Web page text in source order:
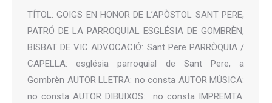
TÍTOL: GOIGS EN HONOR DE L’APÒSTOL SANT PERE,
PATRÓ DE LA PARROQUIAL ESGLÉSIA DE GOMBRÈN,
BISBAT DE VIC ADVOCACIÓ: Sant Pere PARRÒQUIA /
CAPELLA: església parroquial de Sant Pere, a
Gombrèn AUTOR LLETRA: no consta AUTOR MÚSICA:
no consta AUTOR DIBUIXOS: no consta IMPREMTA: